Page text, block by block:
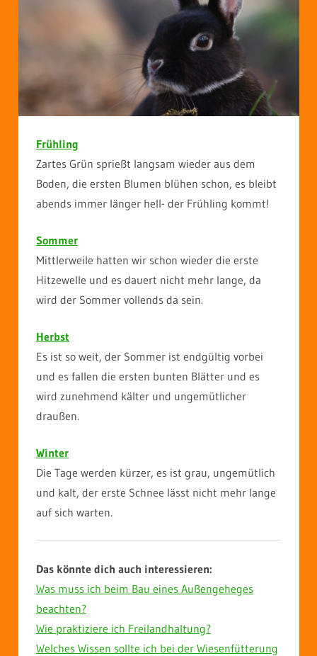
Frühling
Zartes Grün sprießt langsam wieder aus dem
Boden, die ersten Blumen blühen schon, es bleibt
abends immer länger hell- der Frühling kommt!
Sommer
Mittlerweile hatten wir schon wieder die erste
Hitzewelle und es dauert nicht mehr lange, da
wird der Sommer vollends da sein.
Herbst
Es ist so weit, der Sommer ist endgültig vorbei
und es fallen die ersten bunten Blätter und es
wird zunehmend kälter und ungemütlicher
draußen.
Winter
Die Tage werden kürzer, es ist grau, ungemütlich
und kalt, der erste Schnee lässt nicht mehr lange
auf sich warten.
Das könnte dich auch interessieren:
Was muss ich beim Bau eines Außengeheges
beachten?
Wie praktiziere ich Freilandhaltung?
Welches Wissen sollte ich bei der Wiesenfütterung